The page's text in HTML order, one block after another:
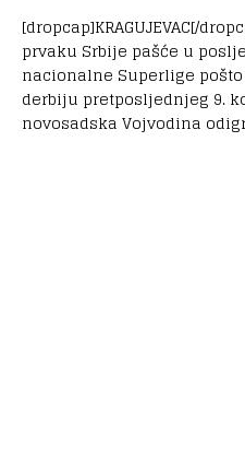
[dropcap]KRAGUJEVAC[/
prvaku Srbije pašće u
nacionalne Superlige
derbiju pretposljednjeg 9.
novosadska Vojvodina